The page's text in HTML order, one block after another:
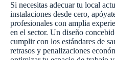
Si necesitas adecuar tu local
instalaciones desde cero,
profesionales con amplia
en el sector. Un diseño
cumplir con los estándares de
retrasos y penalizaciones